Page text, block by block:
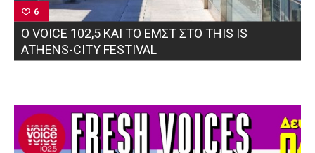
6
Ο VOICE 102,5 ΚΑΙ ΤΟ ΕΜΣΤ ΣΤΟ THIS IS
ATHENS-CITY FESTIVAL